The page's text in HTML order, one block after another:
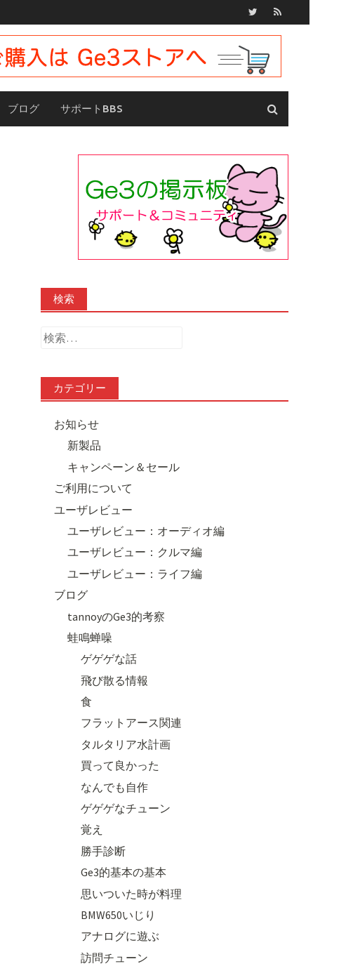
ブログ サポートBBS
検索
検
カテゴリー
お知らせ
新製品
キャンペーン＆セール
ご利用について
ユーザレビュー
ユーザレビュー：オーディオ編
ユーザレビュー：クルマ編
ユーザレビュー：ライフ編
ブログ
tannoyのGe3的考察
蛙鳴蝉噪
ゲゲゲな話
飛び散る情報
食
フラットアース関連
タルタリア水計画
買って良かった
なんでも自作
ゲゲゲなチューン
覚え
勝手診断
Ge3的基本の基本
思いついた時が料理
BMW650いじり
アナログに遊ぶ
訪問チューン